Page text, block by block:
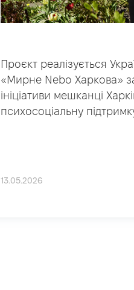
Проєкт реалізується
«Мирне Nebo Харкова»
ініціативи мешканці
психосоціальну
13.05.2026